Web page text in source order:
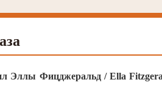
Эллы Фицджеральд / Ella